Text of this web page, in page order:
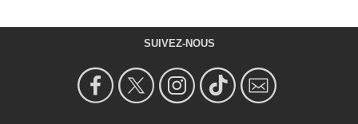
SUIVEZ-NOUS